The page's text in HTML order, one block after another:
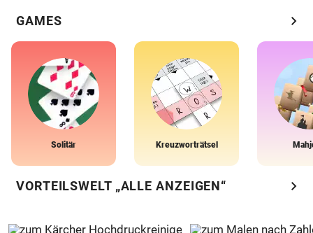
GAMES chevron_right
Solitär Kreuzworträtsel
VORTEILSWELT „ALLE ANZEIGEN“ chevron_right